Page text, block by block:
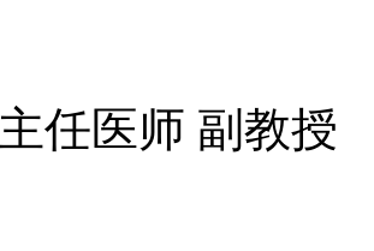
主任医师 副教授